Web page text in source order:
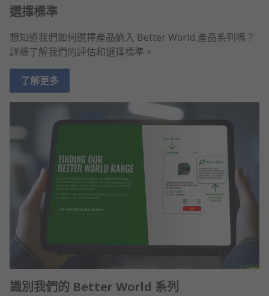
選擇標準
想知道我們如何選擇產品納入 Better World 產品系列嗎？
詳細了解我們的評估和選擇標準。
了解更多
識別我們的 Better World 系列